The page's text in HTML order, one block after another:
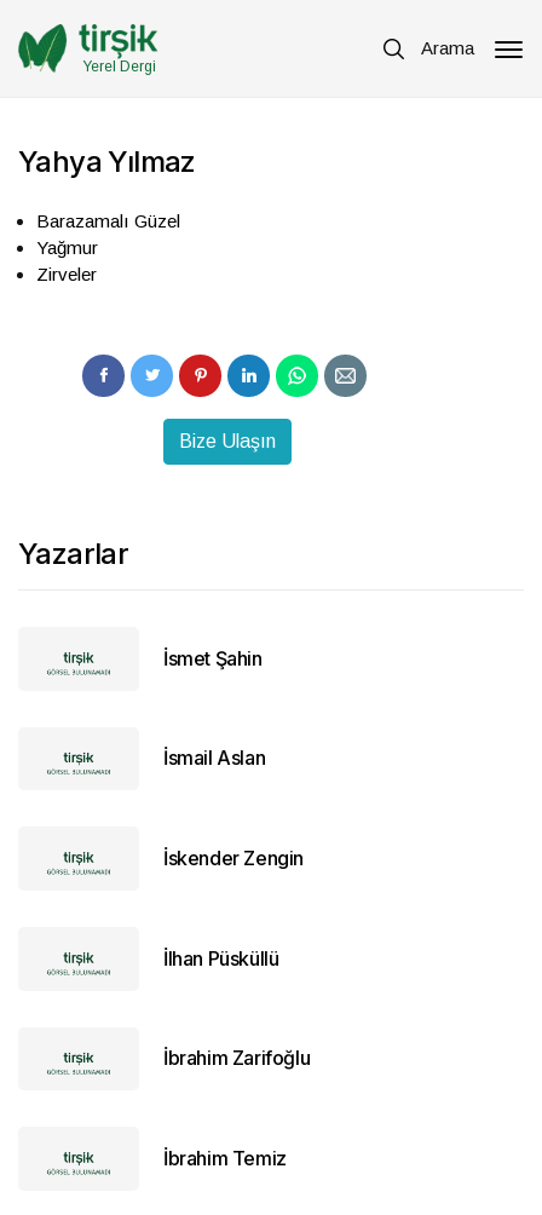
Yerel Dergi
Arama
Yahya Yılmaz
Barazamalı Güzel
Yağmur
Zirveler
Bize Ulaşın
Yazarlar
İsmet Şahin
İsmail Aslan
İskender Zengin
İlhan Püsküllü
İbrahim Zarifoğlu
İbrahim Temiz